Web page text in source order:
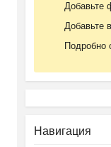
Добавьте
Добавьте
Подробно
Навигация